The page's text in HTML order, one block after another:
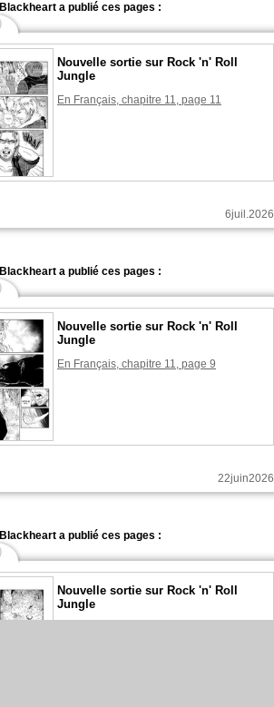
Blackheart a publié ces pages :
Nouvelle sortie sur Rock 'n' Roll
Jungle
En Français, chapitre 11, page 11
6juil.2026
Blackheart a publié ces pages :
Nouvelle sortie sur Rock 'n' Roll
Jungle
En Français, chapitre 11, page 9
22juin2026
Blackheart a publié ces pages :
Nouvelle sortie sur Rock 'n' Roll
Jungle